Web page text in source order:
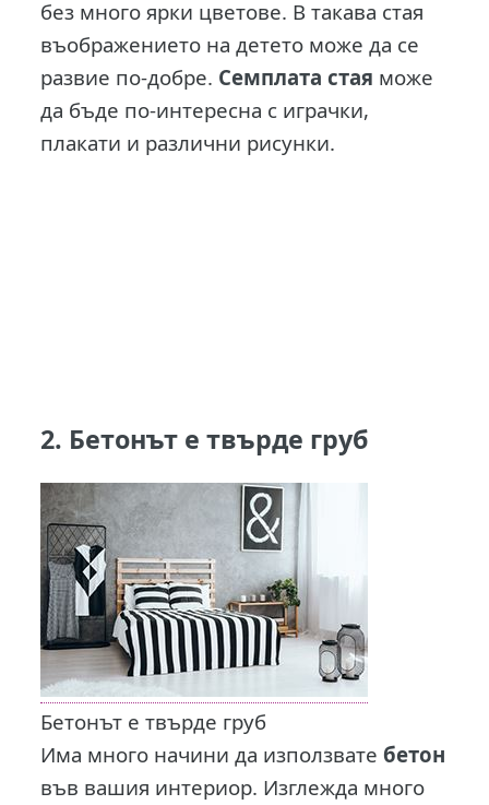
без много ярки цветове. В такава стая
въображението на детето може да се
развие по-добре. Семплата стая може
да бъде по-интересна с играчки,
плакати и различни рисунки.
2. Бетонът е твърде груб
Бетонът е твърде груб
Има много начини да използватебетон
във вашия интериор. Изглежда много